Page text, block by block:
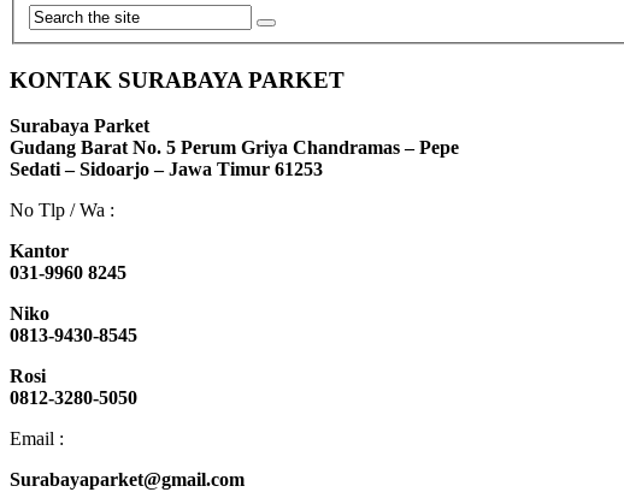
KONTAK SURABAYA PARKET
Surabaya Parket
Gudang Barat No. 5 Perum Griya Chandramas – Pepe
Sedati – Sidoarjo – Jawa Timur 61253
No Tlp / Wa :
Kantor
031-9960 8245
Niko
0813-9430-8545
Rosi
0812-3280-5050
Email :
Surabayaparket@gmail.com